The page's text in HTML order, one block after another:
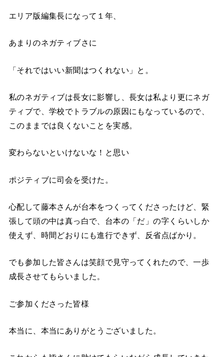
エリア版編集長になって１年、
あまりのネガティブさに
「それではいい新聞はつくれない」と。
私のネガティブは長女に影響し、長女は私より更にネガ
ティブで、学校でトラブルの原因にもなっているので、
このままでは良くないことを実感。
変わらないといけないな！と思い
ポジティブに司会を受けた。
心配して藤本さんが台本をつくってくださったけど、緊
張して頭の中は真っ白で、台本の「だ」の字くらいしか
使えず、時間どおりにも進行できず、反省点ばかり。
でも参加した皆さんは笑顔で見守ってくれたので、一歩
成長させてもらいました。
ご参加くださった皆様
本当に、本当にありがとうございました。